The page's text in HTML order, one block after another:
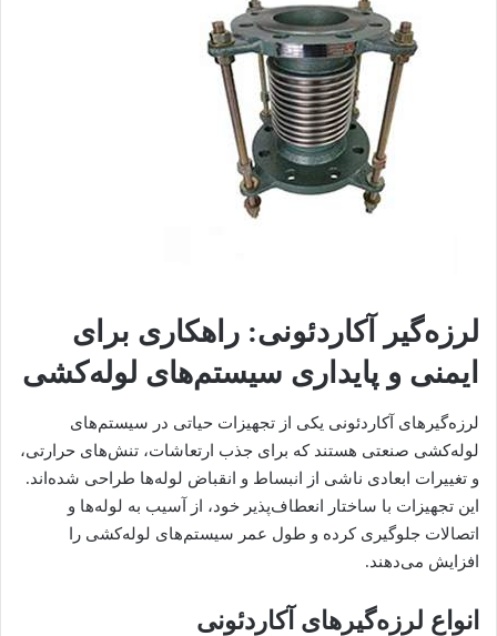
لرزه‌گیر آکاردئونی: راهکاری برای
ایمنی و پایداری سیستم‌های لوله‌کشی
لرزه‌گیرهای آکاردئونی یکی از تجهیزات حیاتی در سیستم‌های
لوله‌کشی صنعتی هستند که برای جذب ارتعاشات، تنش‌های حرارتی،
و تغییرات ابعادی ناشی از انبساط و انقباض لوله‌ها طراحی شده‌اند.
این تجهیزات با ساختار انعطاف‌پذیر خود، از آسیب به لوله‌ها و
اتصالات جلوگیری کرده و طول عمر سیستم‌های لوله‌کشی را
افزایش می‌دهند.
انواع لرزه‌گیرهای آکاردئونی